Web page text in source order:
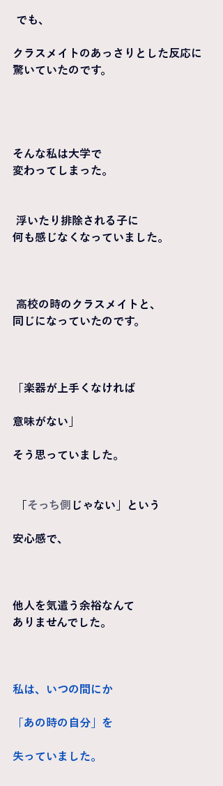
でも、
クラスメイトのあっさりとした反応に
驚いていたのです。
そんな私は大学で
変わってしまった。
浮いたり排除される子に
何も感じなくなっていました。
高校の時のクラスメイトと、
同じになっていたのです。
「楽器が上手くなければ
意味がない」
そう思っていました。
そっち側 じゃない」という
安心感で、
他人を気遣う余裕なんて
ありませんでした。
私は、いつの間にか
「あの時の自分」を
失っていました。